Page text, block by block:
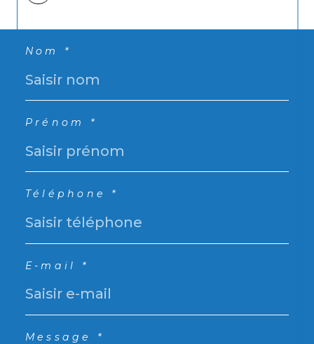
Nom *
Prénom *
Téléphone *
E-mail *
Message *